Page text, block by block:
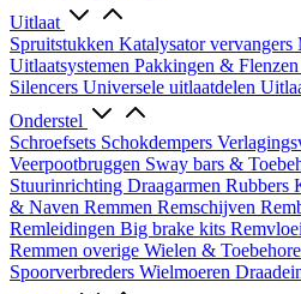
Uitlaat
Spruitstukken Katalysator vervangers
Uitlaatsystemen Pakkingen & Flenzen
Silencers Universele uitlaatdelen
Onderstel
Schroefsets Schokdempers
Veerpootbruggen Sway bars &
Stuurinrichting Draagarmen Rubbers
& Naven Remmen Remschijven
Remleidingen Big brake kits
Remmen overige Wielen &
Spoorverbreders Wielmoeren